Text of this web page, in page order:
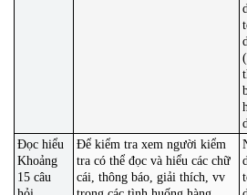
Đọc hiểu
Khoảng
15 câu
Để kiểm tra xem người kiểm
tra có thể đọc và hiểu các chữ
cái, thông báo, giải thích, vv